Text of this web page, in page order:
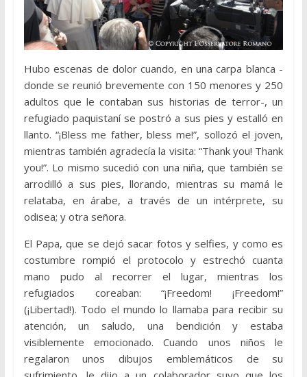
Hubo escenas de dolor cuando, en una carpa blanca -
donde se reunió brevemente con 150 menores y 250
adultos que le contaban sus historias de terror-, un
refugiado paquistaní se postró a sus pies y estalló en
llanto. “¡Bless me father, bless me!”, sollozó el joven,
mientras también agradecía la visita: “Thank you! Thank
you!”. Lo mismo sucedió con una niña, que también se
arrodilló a sus pies, llorando, mientras su mamá le
relataba, en árabe, a través de un intérprete, su
odisea; y otra señora.
El Papa, que se dejó sacar fotos y selfies, y como es
costumbre rompió el protocolo y estrechó cuanta
mano pudo al recorrer el lugar, mientras los
refugiados coreaban: “¡Freedom! ¡Freedom!”
(¡Libertad!). Todo el mundo lo llamaba para recibir su
atención, un saludo, una bendición y estaba
visiblemente emocionado. Cuando unos niños le
regalaron unos dibujos emblemáticos de su